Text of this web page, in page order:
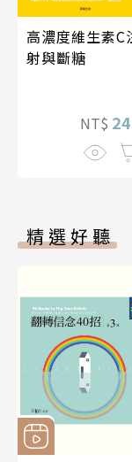
高濃度維生素C
射與斷糖
NT$
精選好聽